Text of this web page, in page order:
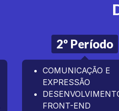
2º Período
COMUNICAÇÃO E
EXPRESSÃO
FRONT-END